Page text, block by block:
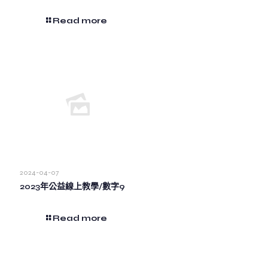
Read more
2024-04-07
2023年公益線上教學/數字9
Read more